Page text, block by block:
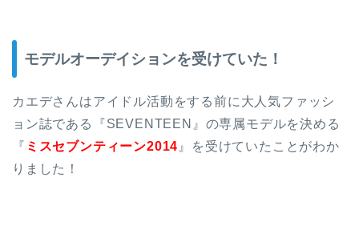
モデルオーデイションを受けていた！
カエデさんはアイドル活動をする前に大人気ファッシ
ョン誌である『SEVENTEEN』の専属モデルを決める
『 ミスセブンティーン2014 』を受けていたことがわか
りました！